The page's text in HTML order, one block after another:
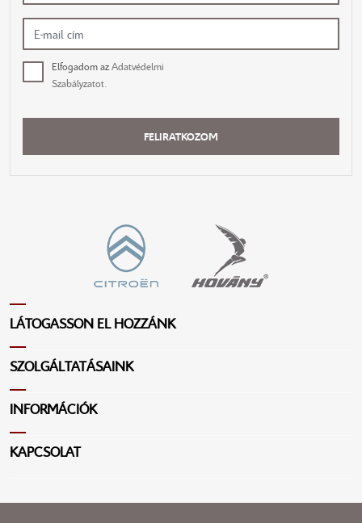
Elfogadom azAdatvédelmi
Szabályzatot.
FELIRATKOZOM
LÁTOGASSON EL HOZZÁNK
SZOLGÁLTATÁSAINK
INFORMÁCIÓK
KAPCSOLAT